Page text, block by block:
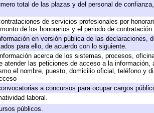
total de las plazas y del personal de
de servicios profesionales por
de los honorarios y el periodo de contratación.
en versión pública de las
para ello, de acuerdo con lo siguiente.
acerca de los sistemas, procesos,
atender las peticiones de acceso a la
el nombre, puesto, domicilio oficial, teléfono y
a concursos para ocupar cargos
laboral.
públicos.